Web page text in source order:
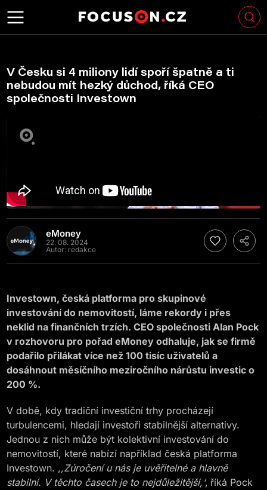
V Česku si 4 miliony lidí spoří špatně a ti
nebudou mít hezký důchod, říká CEO
společnosti Investown
eMoney
22. 08. 2024
Autor: redakce
Investown, česká platforma pro skupinové
investování do nemovitostí, láme rekordy i přes
neklid na finančních trzích. CEO společnosti Alan Pock
v rozhovoru pro pořad eMoney odhaluje, jak se firmě
podařilo přilákat více než 100 tisíc uživatelů a
dosáhnout měsíčního meziročního nárůstu investic o
200 %.
V době, kdy tradiční investiční trhy procházejí
turbulencemi, hledají investoři stabilnější alternativy.
Jednou z nich může být kolektivní investování do
nemovitostí, které nabízí například česká platforma
Investown. ,,Zúročení u nás je uvěřitelné a hlavně
stabilní. V těchto časech je to nejdůležitější,‘‚ říká Pock